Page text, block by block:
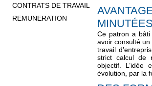
CONTRATS DE TRAVAIL
REMUNERATION
MINUTÉES
Ce patron a
avoir consulté
travail
strict calcul de
objectif.
évolution, par la